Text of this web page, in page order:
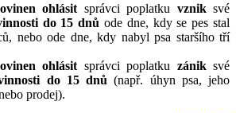
ohlásit správci poplatku vzniksvé
do 15 dnů ode dne, kdy se pes stal
nebo ode dne, kdy nabyl psa staršího tří
ohlásit správci poplatku zániksvé
do 15 dnů (např. úhyn psa, jeho
prodej).